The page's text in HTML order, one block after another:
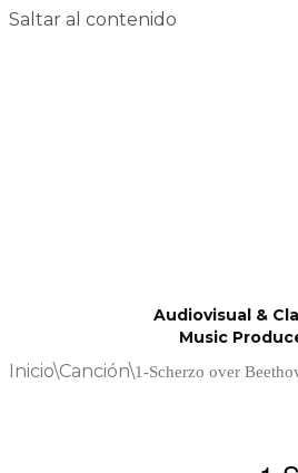
Saltar al contenido
Audiovisual &
Music
Inicio\Canción\1-Scherzo over